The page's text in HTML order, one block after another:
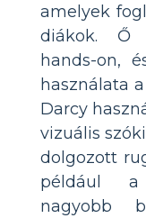
amelyek
diákok. Ő
hands-on,
használata
Darcy
vizuális
dolgozott
például a
nagyobb